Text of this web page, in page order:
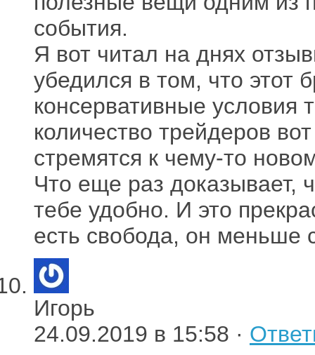
события.
Я вот читал на днях
убедился в том, что этот
консервативные условия
количество трейдеров
стремятся к чему-то
Что еще раз доказывает,
тебе удобно. И это
есть свобода, он меньше
Игорь
24.09.2019 в 15:58 ·